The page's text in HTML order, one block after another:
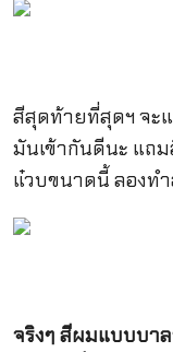
สีสุดท้ายที่สุดฯ จะ
มันเข้ากันดีนะ แถ
แ๋วบขนาดนี้ ลองท
จริงๆ สีผมแบบบา